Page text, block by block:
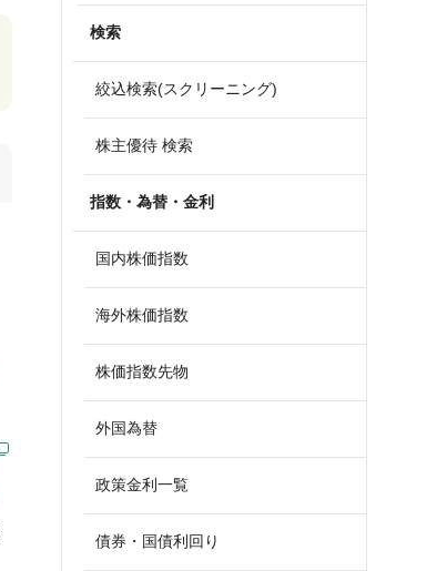
検索
絞込検索(スクリーニング)
株主優待 検索
指数・為替・金利
国内株価指数
海外株価指数
株価指数先物
外国為替
政策金利一覧
債券・国債利回り